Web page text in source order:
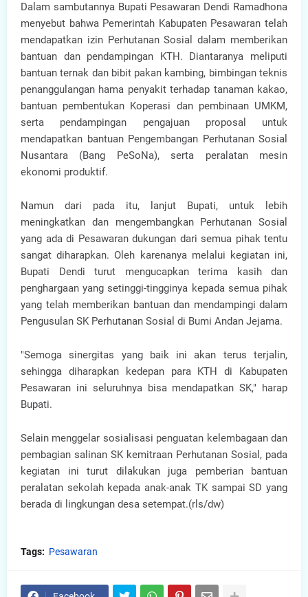
Dalam sambutannya Bupati Pesawaran Dendi Ramadhona
menyebut bahwa Pemerintah Kabupaten Pesawaran telah
mendapatkan izin Perhutanan Sosial dalam memberikan
bantuan dan pendampingan KTH. Diantaranya meliputi
bantuan ternak dan bibit pakan kambing, bimbingan teknis
penanggulangan hama penyakit terhadap tanaman kakao,
bantuan pembentukan Koperasi dan pembinaan UMKM,
serta pendampingan pengajuan proposal untuk
mendapatkan bantuan Pengembangan Perhutanan Sosial
Nusantara (Bang PeSoNa), serta peralatan mesin
ekonomi produktif.
Namun dari pada itu, lanjut Bupati, untuk lebih
meningkatkan dan mengembangkan Perhutanan Sosial
yang ada di Pesawaran dukungan dari semua pihak tentu
sangat diharapkan. Oleh karenanya melalui kegiatan ini,
Bupati Dendi turut mengucapkan terima kasih dan
penghargaan yang setinggi-tingginya kepada semua pihak
yang telah memberikan bantuan dan mendampingi dalam
Pengusulan SK Perhutanan Sosial di Bumi Andan Jejama.
"Semoga sinergitas yang baik ini akan terus terjalin,
sehingga diharapkan kedepan para KTH di Kabupaten
Pesawaran ini seluruhnya bisa mendapatkan SK," harap
Bupati.
Selain menggelar sosialisasi penguatan kelembagaan dan
pembagian salinan SK kemitraan Perhutanan Sosial, pada
kegiatan ini turut dilakukan juga pemberian bantuan
peralatan sekolah kepada anak-anak TK sampai SD yang
berada di lingkungan desa setempat.(rls/dw)
Tags: Pesawaran